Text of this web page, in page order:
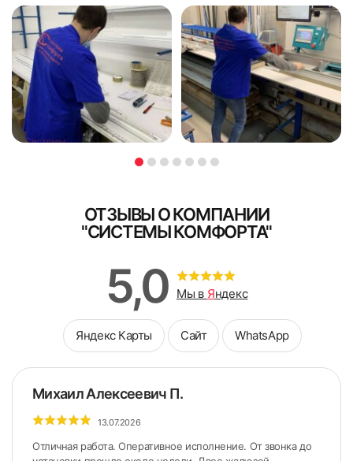
75 76
78
80
ОТЗЫВЫ О КОМПАНИИ
"СИСТЕМЫ КОМФОРТА"
5,0 Мы в Яндекс
Яндекс Карты Сайт WhatsApp
Михаил Алексеевич П.
13.07.2026
Отличная работа. Оперативное исполнение. От звонка до